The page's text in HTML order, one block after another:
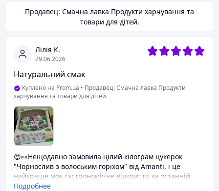
Продавец: Смачна лавка Продукти харчування та
товари для дітей.
Лілія К.
29.06.2026
Натуральний смак
Куплено на Prom.ua • Продавец: Смачна лавка Продукти
харчування та товари для дітей.
😍🍬Нещодавно замовила цілий кілограм цукерок
"Чорнослив з волоським горіхом" від Amanti, і це
найкраще моє гастрономічне відкриття за останній
час! 🌟 Чистий захват! Що мені неймовірно
Подробнее